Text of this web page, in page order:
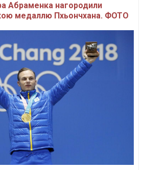
Абраменка нагородили
медаллю Пхьончхана. ФОТО